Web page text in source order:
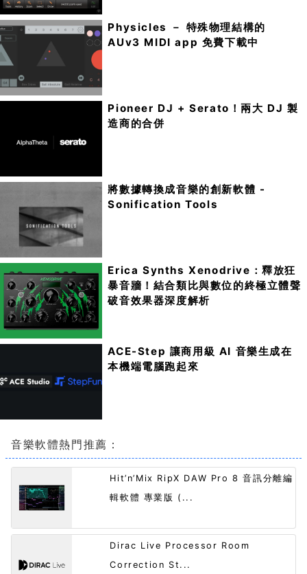
Physicles － 特殊物理結構的
AUv3 MIDI app 免費下載中
Pioneer DJ + Serato！兩大 DJ 製
造商的合併
將數據轉換成音樂的創新軟體 -
Sonification Tools
Erica Synths Xenodrive：釋放狂
暴音牆！結合類比與數位的終極立體聲
破音效果器深度解析
ACE-Step 讓商用級 AI 音樂生成在
本機端電腦跑起來
音樂軟體熱門推薦：
Hit’n’Mix RipX DAW Pro 8 音訊分離編
輯軟體 專業版 (...
Dirac Live Processor Room
Correction St...